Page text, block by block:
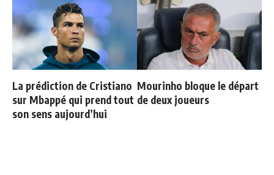
La prédiction de Cristiano
sur Mbappé qui prend tout
son sens aujourd’hui
Mourinho bloque le départ
de deux joueurs